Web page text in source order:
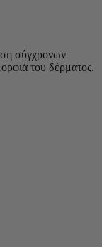
σύγχρονων
του δέρματος.